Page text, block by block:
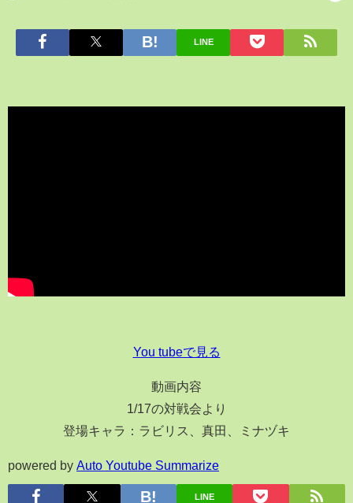
LINE
You tubeで見る
動画内容
1/17の対戦会より
登場キャラ：ラビリス、真田、ミナヅキ
powered by Auto Youtube Summarize
LINE